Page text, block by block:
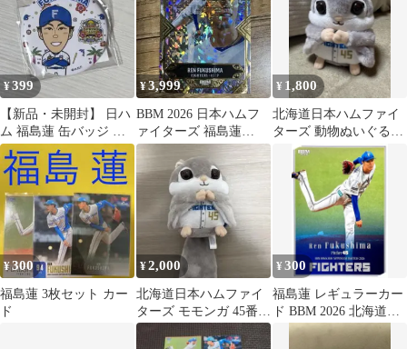
¥399
【新品・未開封】 日ハ
ム 福島蓮 缶バッジ 春
季キャンプver.第一弾
¥3,999
BBM 2026 日本ハムフ
ァイターズ 福島蓮
treasure 25枚限定
¥ 1,800
北海道日本ハムファイ
ターズ 動物ぬいぐるみ
くじ モモンガ 4等 福島
¥300
福島蓮 3枚セット カー
ド
¥2,000
北海道日本ハムファイ
ターズ モモンガ 45番
福島蓮 4等
¥300
福島蓮 レギュラーカー
ド BBM 2026 北海道日
本ハムファイターズ